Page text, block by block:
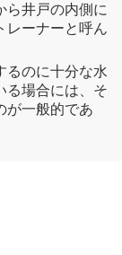
ら井戸の内側に
レーナーと呼ん
るのに十分な水
る場合には、そ
が一般的であ